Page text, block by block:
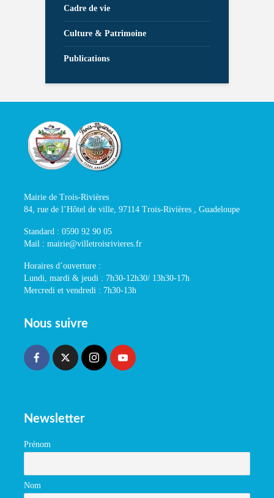
Cadre de vie
Culture & Patrimoine
Publications
Mairie de Trois-Rivières
84, rue de l’Hôtel de ville, 97114 Trois-Rivières , Guadeloupe
Standard : 0590 92 90 05
Mail : mairie@villetroisrivieres.fr
Horaires d’ouverture :
Lundi, mardi & jeudi : 7h30-12h30/ 13h30-17h
Mercredi et vendredi : 7h30-13h
Nous suivre
Newsletter
Prénom
Nom